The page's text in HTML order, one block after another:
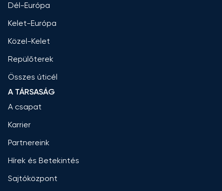
Dél-Európa
Kelet-Európa
Közel-Kelet
Repülőterek
Összes úticél
A TÁRSASÁG
A csapat
Karrier
Partnereink
Hírek és Betekintés
Sajtóközpont